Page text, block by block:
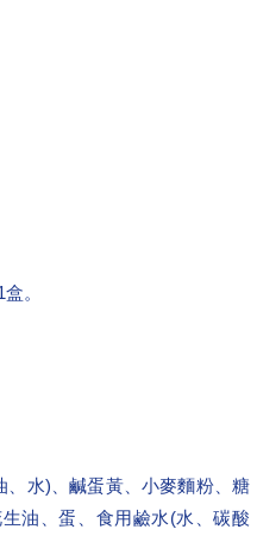
。
、水)、鹹蛋黃、小麥麵粉、糖
油、蛋、食用鹼水(水、碳酸